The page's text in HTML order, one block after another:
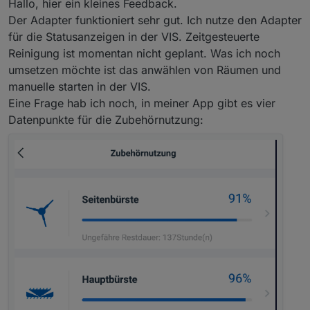
(für Deebot Geräte im Allgemeinen)
Hallo, hier ein kleines Feedback.
Der Adapter funktioniert sehr gut. Ich nutze den Adapter
für die Statusanzeigen in der VIS. Zeitgesteuerte
Reinigung ist momentan nicht geplant. Was ich noch
umsetzen möchte ist das anwählen von Räumen und
manuelle starten in der VIS.
Eine Frage hab ich noch, in meiner App gibt es vier
Datenpunkte für die Zubehörnutzung: